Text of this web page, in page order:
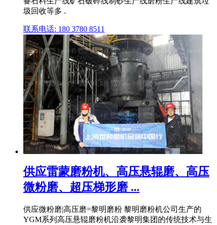
圾回收等多 .
联系电话: 180 3780 8511
供应雷蒙磨粉机、高压悬辊磨、高压
微粉磨、超压梯形磨 ...
供应微粉磨|高压磨=黎明磨粉 黎明磨粉机公司生产的
YGM系列高压悬辊磨粉机沿袭黎明集团的传统技术与生